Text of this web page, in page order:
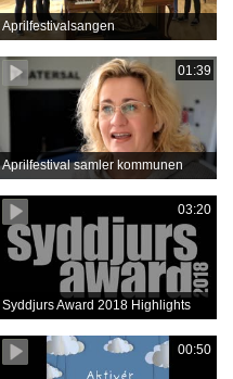
Aprilfestivalsangen
01:39
Aprilfestival samler kommunen
03:20
Syddjurs Award 2018 Highlights
00:50